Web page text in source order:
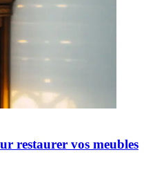
restaurer vos meubles